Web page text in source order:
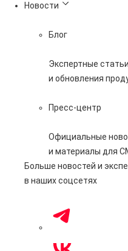
Новости
Блог
Экспертные
и обновления
Пресс-центр
Официальные
и материалы для
Больше новостей и
в наших соцсетях